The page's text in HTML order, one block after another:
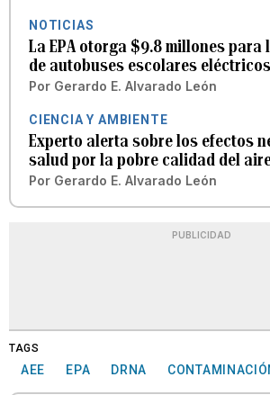
NOTICIAS
La EPA otorga $9.8 millones
de autobuses escolares eléctricos
Por Gerardo E. Alvarado León
CIENCIA Y AMBIENTE
Experto alerta sobre los efectos
salud por la pobre calidad del
Por Gerardo E. Alvarado León
PUBLICIDAD
TAGS
AEE EPA DRNA